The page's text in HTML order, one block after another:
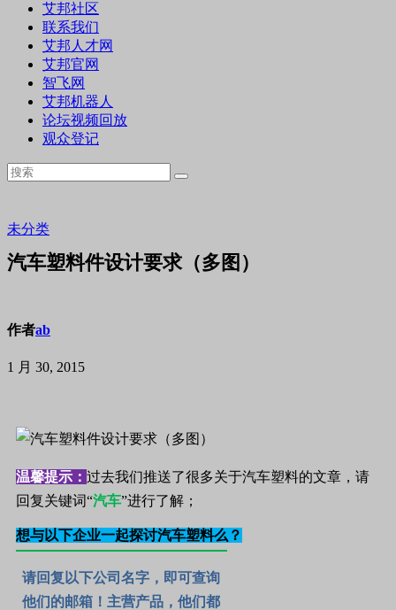
艾邦社区
联系我们
艾邦人才网
艾邦官网
智飞网
艾邦机器人
论坛视频回放
观众登记
未分类
汽车塑料件设计要求（多图）
作者ab
1 月 30, 2015
温馨提示： 过去我们推送了很多关于汽车塑料的文章，请
回复关键词“汽车”进行了解；
想与以下企业一起探讨汽车塑料么？
请回复以下公司名字，即可查询
他们的邮箱！主营产品，他们都